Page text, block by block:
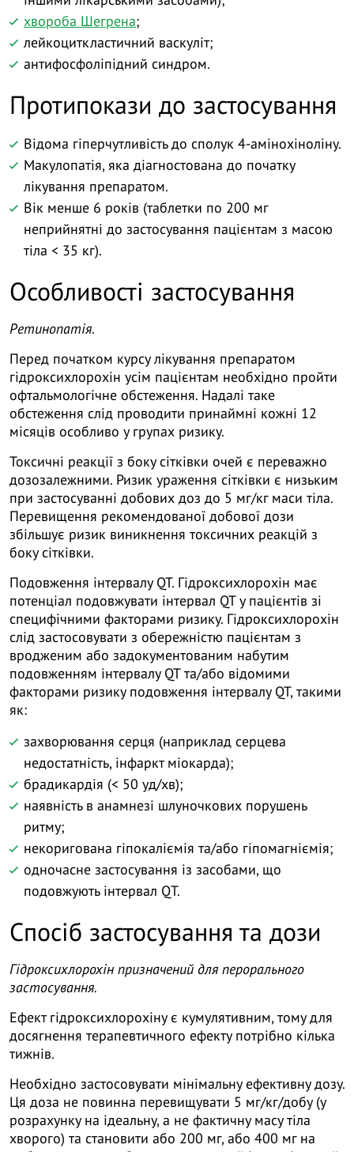
хвороба Шегрена;
лейкоциткластичний васкуліт;
антифосфоліпідний синдром.
Протипокази до застосування
Відома гіперчутливість до сполук 4-амінохіноліну.
Макулопатія, яка діагностована до початку
лікування препаратом.
Вік менше 6 років (таблетки по 200 мг
неприйнятні до застосування пацієнтам з масою
тіла < 35 кг).
Особливості застосування
Ретинопатія.
Перед початком курсу лікування препаратом
гідроксихлорохін усім пацієнтам необхідно пройти
офтальмологічне обстеження. Надалі таке
обстеження слід проводити принаймні кожні 12
місяців особливо у групах ризику.
Токсичні реакції з боку сітківки очей є переважно
дозозалежними. Ризик ураження сітківки є низьким
при застосуванні добових доз до 5 мг/кг маси тіла.
Перевищення рекомендованої добової дози
збільшує ризик виникнення токсичних реакцій з
боку сітківки.
Подовження інтервалу QT. Гідроксихлорохін має
потенціал подовжувати інтервал QT у пацієнтів зі
специфічними факторами ризику. Гідроксихлорохін
слід застосовувати з обережністю пацієнтам з
вродженим або задокументованим набутим
подовженням інтервалу QT та/або відомими
факторами ризику подовження інтервалу QT, такими
як:
захворювання серця (наприклад серцева
недостатність, інфаркт міокарда);
брадикардія (< 50 уд/хв);
наявність в анамнезі шлуночкових порушень
ритму;
некоригована гіпокаліємія та/або гіпомагніємія;
одночасне застосування із засобами, що
подовжують інтервал QТ.
Спосіб застосування та дози
Гідроксихлорохін призначений для перорального
застосування.
Ефект гідроксихлорохіну є кумулятивним, тому для
досягнення терапевтичного ефекту потрібно кілька
тижнів.
Необхідно застосовувати мінімальну ефективну дозу.
Ця доза не повинна перевищувати 5 мг/кг/добу (у
розрахунку на ідеальну, а не фактичну масу тіла
хворого) та становити або 200 мг, або 400 мг на